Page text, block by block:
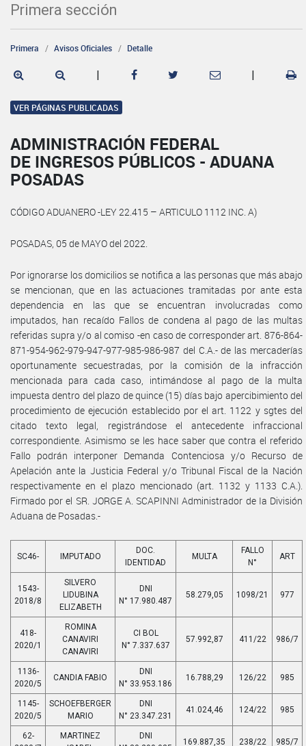
Primera sección
Primera Avisos Oficiales Detalle
| |
VER PÁGINAS PUBLICADAS
ADMINISTRACIÓN FEDERAL
DE INGRESOS PÚBLICOS - ADUANA
POSADAS
CÓDIGO ADUANERO -LEY 22.415 – ARTICULO 1112 INC. A)
POSADAS, 05 de MAYO del 2022.
Por ignorarse los domicilios se notifica a las personas que más abajo
se mencionan, que en las actuaciones tramitadas por ante esta
dependencia en las que se encuentran involucradas como
imputados, han recaído Fallos de condena al pago de las multas
referidas supra y/o al comiso -en caso de corresponder art. 876-864-
871-954-962-979-947-977-985-986-987 del C.A.- de las mercaderías
oportunamente secuestradas, por la comisión de la infracción
mencionada para cada caso, intimándose al pago de la multa
impuesta dentro del plazo de quince (15) días bajo apercibimiento del
procedimiento de ejecución establecido por el art. 1122 y sgtes del
citado texto legal, registrándose el antecedente infraccional
correspondiente. Asimismo se les hace saber que contra el referido
Fallo podrán interponer Demanda Contenciosa y/o Recurso de
Apelación ante la Justicia Federal y/o Tribunal Fiscal de la Nación
respectivamente en el plazo mencionado (art. 1132 y 1133 C.A.).
Firmado por el SR. JORGE A. SCAPINNI Administrador de Ia División
Aduana de Posadas.-
SC46- IMPUTADO
DOC.
IDENTIDAD
MULTA
FALLO
N°
ART
1543-
2018/8
SILVERO
LIDUBINA
ELIZABETH
DNI
N° 17.980.487
58.279,05 1098/21 977
418-
2020/1
ROMINA
CANAVIRI
CANAVIRI
CI BOL
N° 7.337.637
57.992,87 411/22 986/7
1136-
2020/5
CANDIA FABIO
DNI
N° 33.953.186
16.788,29 126/22 985
1145-
2020/5
SCHOEFBERGER
MARIO
DNI
N° 23.347.231
41.024,46 124/22 985
62-
MARTINEZ
DNI
169.887,35 238/22 985/7